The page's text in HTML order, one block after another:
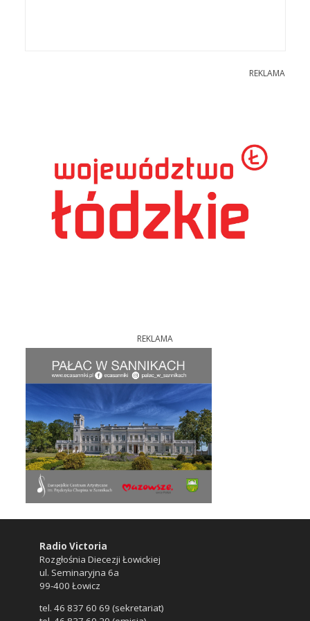
REKLAMA
REKLAMA
Radio Victoria
Rozgłośnia Diecezji Łowickiej
ul. Seminaryjna 6a
99-400 Łowicz
tel. 46 837 60 69 (sekretariat)